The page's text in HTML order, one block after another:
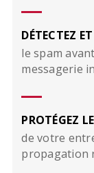
DÉTECTEZ
le spam
messagerie
PROTÉGEZ
de votre
propagation